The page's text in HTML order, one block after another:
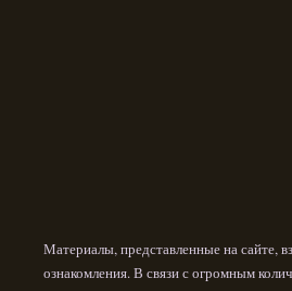
Материалы, представленные на сайте,
ознакомления. В связи с огромным